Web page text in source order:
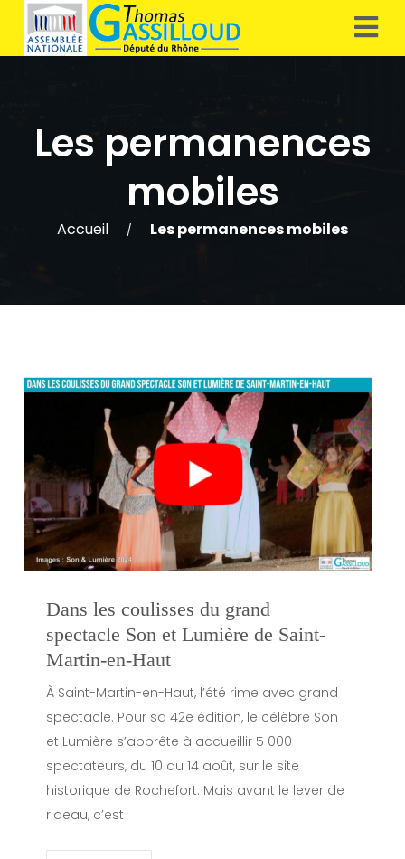
Les permanences
mobiles
Accueil / Les permanences mobiles
Dans les coulisses du grand
spectacle Son et Lumière de Saint-
Martin-en-Haut
À Saint-Martin-en-Haut, l’été rime avec grand
spectacle. Pour sa 42e édition, le célèbre Son
et Lumière s’apprête à accueillir 5 000
spectateurs, du 10 au 14 août, sur le site
historique de Rochefort. Mais avant le lever de
rideau, c’est